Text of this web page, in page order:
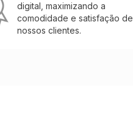
digital, maximizando a
comodidade e satisfação de
nossos clientes.